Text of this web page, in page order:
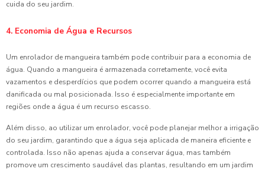
cuida do seu jardim.
4. Economia de Água e Recursos
Um enrolador de mangueira também pode contribuir para a economia de
água. Quando a mangueira é armazenada corretamente, você evita
vazamentos e desperdícios que podem ocorrer quando a mangueira está
danificada ou mal posicionada. Isso é especialmente importante em
regiões onde a água é um recurso escasso.
Além disso, ao utilizar um enrolador, você pode planejar melhor a irrigação
do seu jardim, garantindo que a água seja aplicada de maneira eficiente e
controlada. Isso não apenas ajuda a conservar água, mas também
promove um crescimento saudável das plantas, resultando em um jardim